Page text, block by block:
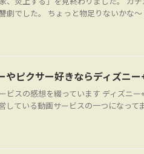
劇でした。 ちょっと物足りないかな
やピクサー好きならディズニー
ビスの感想を綴っています ディズニー
している動画サービスの一つになって